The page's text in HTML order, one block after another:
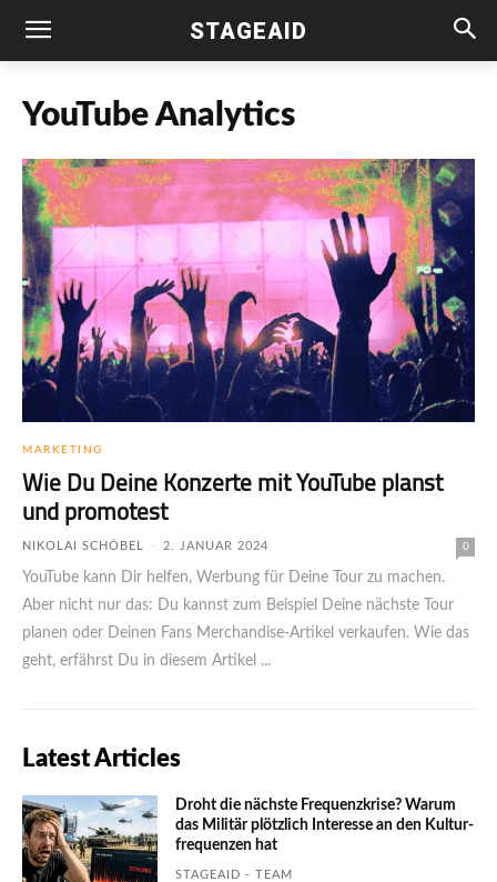
STAGEAID
YouTube Analytics
MARKETING
Wie Du Deine Konzerte mit YouTube planst
und promotest
NIKOLAI SCHÖBEL - 2. JANUAR 2024 0
YouTube kann Dir helfen, Werbung für Deine Tour zu machen.
Aber nicht nur das: Du kannst zum Beispiel Deine nächste Tour
planen oder Deinen Fans Merchandise-Artikel verkaufen. Wie das
geht, erfährst Du in diesem Artikel ...
Latest Articles
Droht die nächste Frequenzkrise? Warum
das Mili­tär plötzlich Inte­resse an den Kultur­
fre­quen­zen hat
STAGEAID - TEAM